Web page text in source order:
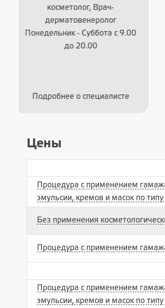
Врач – дерматовенеролог ,
Врач-косметолог
Понедельник - Суббота с 9.00
до 20.00
Подробнее о специалисте
Цены
Процедура с применением
эмульсии, кремов и масок по
Без применения
Процедура с применением
Процедура с применением
эмульсии, кремов и масок по